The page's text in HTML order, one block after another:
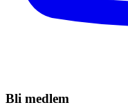
Bli medlem